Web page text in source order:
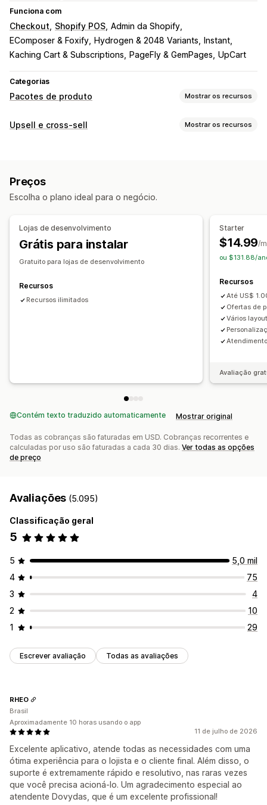
Funciona com
Checkout Shopify POS Admin da Shopify
EComposer & Foxify Hydrogen & 2048 Variants Instant
Kaching Cart & Subscriptions PageFly & GemPages UpCart
Categorias
Pacotes de produto Mostrar os recursos
Tipos de pacotes
Pacotes de upsell
Produtos frequentemente comprados juntos
Pacotes personalizados
Preços que você pode definir
Descontos
Descontos fixos
Descontos percentuais
Preços em massa
Upsell e cross-sell Mostrar os recursos
Complementos com um clique
HTML personalizado
Editor de arrastar e soltar
Regras personalizadas
Ofertas e recomendações
Garantias
Proteção de frete Brindes
Embalagem de presente
Complementos de produto
Recomendações de produtos
Pacotes
Análises
Taxas de conversão
Preços
Escolha o plano ideal para o negócio.
Lojas de desenvolvimento
Grátis para instalar
Gratuito para lojas de desenvolvimento
Recursos
Recursos ilimitados
Starter
$14.99/
ou $131.88/
Recursos
Até US$
Ofertas de
Vários
Avaliação
Contém texto traduzido automaticamente Mostrar original
Todas as cobranças são faturadas em USD. Cobranças recorrentes e
calculadas por uso são faturadas a cada 30 dias. Ver todas as opções
de preço
Avaliações (5.095)
Classificação geral
5
5
5,0 mil
4
75
3
4
2
10
1
29
Escrever avaliação Todas as avaliações
11 de julho de 2026
Excelente aplicativo, atende todas as necessidades com uma
ótima experiência para o lojista e o cliente final. Além disso, o
suporte é extremamente rápido e resolutivo, nas raras vezes
que você precisa acioná-lo. Um agradecimento especial ao
atendente Dovydas, que é um excelente profissional!
RHEO
Brasil
Aproximadamente 10 horas usando o app